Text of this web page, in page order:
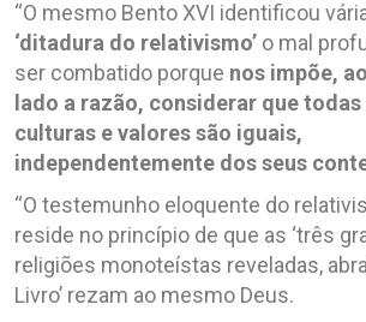
“O mesmo Bento XVI identificou
‘ditadura do relativismo’ o mal
ser combatido porque nos impõe,
lado a razão, considerar que
culturas e valores são iguais,
independentemente dos seus
“O testemunho eloquente do
reside no princípio de que as ‘três
religiões monoteístas reveladas,
Livro’ rezam ao mesmo Deus.